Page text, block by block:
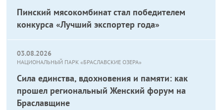
Пинский мясокомбинат стал победителем
конкурса «Лучший экспортер года»
03.08.2026
НАЦИОНАЛЬНЫЙ ПАРК «БРАСЛАВСКИЕ ОЗЕРА»
Сила единства, вдохновения и памяти: как
прошел региональный Женский форум на
Браславщине